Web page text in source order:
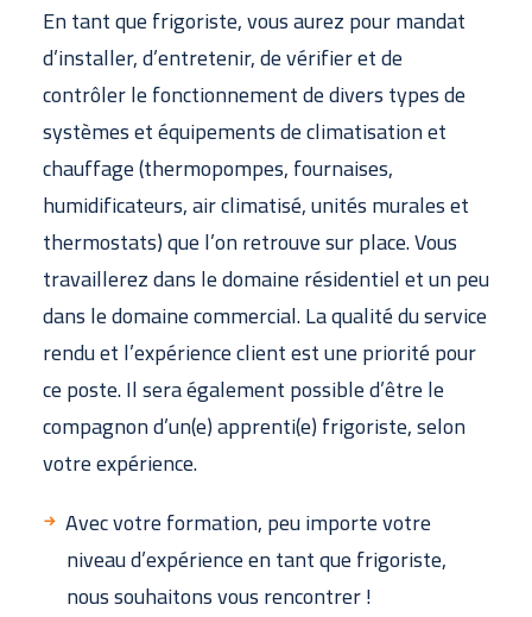
En tant que frigoriste, vous aurez pour mandat
d’installer, d’entretenir, de vérifier et de
contrôler le fonctionnement de divers types de
systèmes et équipements de climatisation et
chauffage (thermopompes, fournaises,
humidificateurs, air climatisé, unités murales et
thermostats) que l’on retrouve sur place. Vous
travaillerez dans le domaine résidentiel et un peu
dans le domaine commercial. La qualité du service
rendu et l’expérience client est une priorité pour
ce poste. Il sera également possible d’être le
compagnon d’un(e) apprenti(e) frigoriste, selon
votre expérience.
Avec votre formation, peu importe votre
niveau d’expérience en tant que frigoriste,
nous souhaitons vous rencontrer !